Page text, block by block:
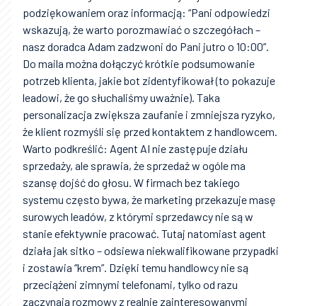
podziękowaniem oraz informacją: “Pani odpowiedzi
wskazują, że warto porozmawiać o szczegółach –
nasz doradca Adam zadzwoni do Pani jutro o 10:00”.
Do maila można dołączyć krótkie podsumowanie
potrzeb klienta, jakie bot zidentyfikował (to pokazuje
leadowi, że go słuchaliśmy uważnie). Taka
personalizacja zwiększa zaufanie i zmniejsza ryzyko,
że klient rozmyśli się przed kontaktem z handlowcem.
Warto podkreślić: Agent AI nie zastępuje działu
sprzedaży, ale sprawia, że sprzedaż w ogóle ma
szansę dojść do głosu. W firmach bez takiego
systemu często bywa, że marketing przekazuje masę
surowych leadów, z którymi sprzedawcy nie są w
stanie efektywnie pracować. Tutaj natomiast agent
działa jak sitko – odsiewa niekwalifikowane przypadki
i zostawia “krem”. Dzięki temu handlowcy nie są
przeciążeni zimnymi telefonami, tylko od razu
zaczynają rozmowy z realnie zainteresowanymi